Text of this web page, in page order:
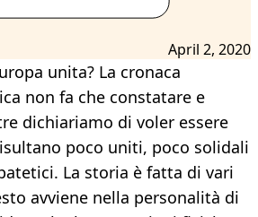
April 2, 2020
unita? La cronaca
non fa che constatare e
dichiariamo di voler essere
poco uniti, poco solidali
La storia è fatta di vari
avviene nella personalità di